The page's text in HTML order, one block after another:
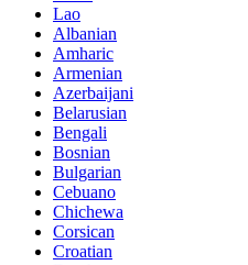
Lao
Albanian
Amharic
Armenian
Azerbaijani
Belarusian
Bengali
Bosnian
Bulgarian
Cebuano
Chichewa
Corsican
Croatian